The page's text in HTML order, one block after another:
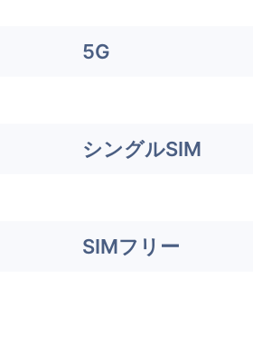
5G
シングルSIM
SIMフリー